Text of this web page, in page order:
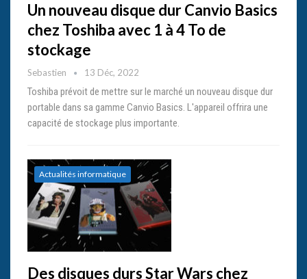
Un nouveau disque dur Canvio Basics
chez Toshiba avec 1 à 4 To de
stockage
Sebastien 13 Déc, 2022
Toshiba prévoit de mettre sur le marché un nouveau disque dur
portable dans sa gamme Canvio Basics. L'appareil offrira une
capacité de stockage plus importante.
Actualités informatique
Des disques durs Star Wars chez